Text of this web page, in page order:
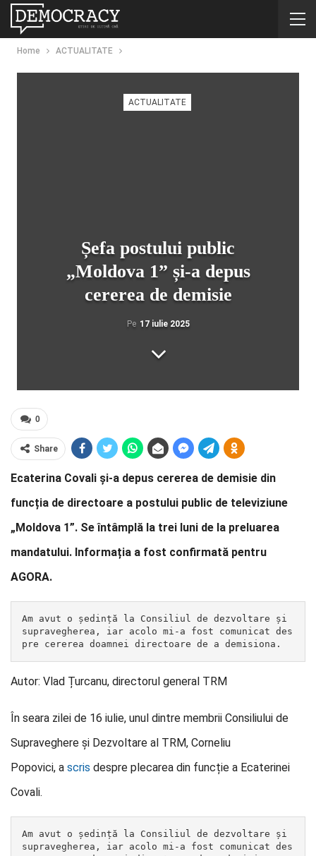
Home ACTUALITATE
ACTUALITATE
Șefa postului public
„Moldova 1” și-a depus
cererea de demisie
Pe 17 iulie 2025
0
Share
Ecaterina Covali și-a depus cererea de demisie din
funcția de directoare a postului public de televiziune
„Moldova 1”. Se întâmplă la trei luni de la preluarea
mandatului. Informația a fost confirmată pentru
AGORA.
Am avut o ședință la Consiliul de dezvoltare și
supravegherea, iar acolo mi-a fost comunicat des
pre cererea doamnei directoare de a demisiona.
Autor: Vlad Țurcanu, directorul general TRM
În seara zilei de 16 iulie, unul dintre membrii Consiliului de
Supraveghere şi Dezvoltare al TRM, Corneliu
Popovici, a scris despre plecarea din funcție a Ecaterinei
Covali.
Am avut o ședință la Consiliul de dezvoltare și
supravegherea, iar acolo mi-a fost comunicat des